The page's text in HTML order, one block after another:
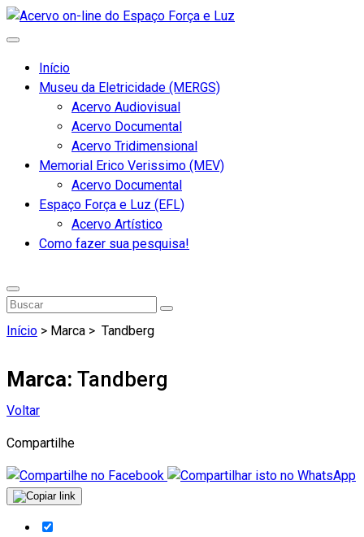
Início
Museu da Eletricidade (MERGS)
Acervo Audiovisual
Acervo Documental
Acervo Tridimensional
Memorial Erico Verissimo (MEV)
Acervo Documental
Espaço Força e Luz (EFL)
Acervo Artístico
Como fazer sua pesquisa!
Início > Marca > Tandberg
Marca: Tandberg
Voltar
Compartilhe